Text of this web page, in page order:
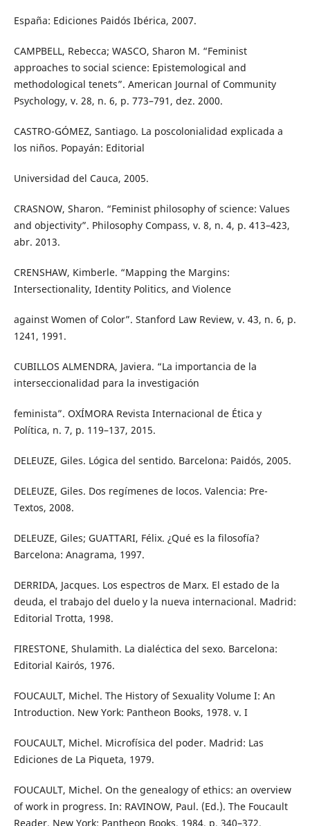
España: Ediciones Paidós Ibérica, 2007.
CAMPBELL, Rebecca; WASCO, Sharon M. “Feminist
approaches to social science: Epistemological and
methodological tenets”. American Journal of Community
Psychology, v. 28, n. 6, p. 773–791, dez. 2000.
CASTRO-GÓMEZ, Santiago. La poscolonialidad explicada a
los niños. Popayán: Editorial
Universidad del Cauca, 2005.
CRASNOW, Sharon. “Feminist philosophy of science: Values
and objectivity”. Philosophy Compass, v. 8, n. 4, p. 413–423,
abr. 2013.
CRENSHAW, Kimberle. “Mapping the Margins:
Intersectionality, Identity Politics, and Violence
against Women of Color”. Stanford Law Review, v. 43, n. 6, p.
1241, 1991.
CUBILLOS ALMENDRA, Javiera. “La importancia de la
interseccionalidad para la investigación
feminista”. OXÍMORA Revista Internacional de Ética y
Política, n. 7, p. 119–137, 2015.
DELEUZE, Giles. Lógica del sentido. Barcelona: Paidós, 2005.
DELEUZE, Giles. Dos regímenes de locos. Valencia: Pre-
Textos, 2008.
DELEUZE, Giles; GUATTARI, Félix. ¿Qué es la filosofía?
Barcelona: Anagrama, 1997.
DERRIDA, Jacques. Los espectros de Marx. El estado de la
deuda, el trabajo del duelo y la nueva internacional. Madrid:
Editorial Trotta, 1998.
FIRESTONE, Shulamith. La dialéctica del sexo. Barcelona:
Editorial Kairós, 1976.
FOUCAULT, Michel. The History of Sexuality Volume I: An
Introduction. New York: Pantheon Books, 1978. v. I
FOUCAULT, Michel. Microfísica del poder. Madrid: Las
Ediciones de La Piqueta, 1979.
FOUCAULT, Michel. On the genealogy of ethics: an overview
of work in progress. In: RAVINOW, Paul. (Ed.). The Foucault
Reader. New York: Pantheon Books, 1984. p. 340–372.